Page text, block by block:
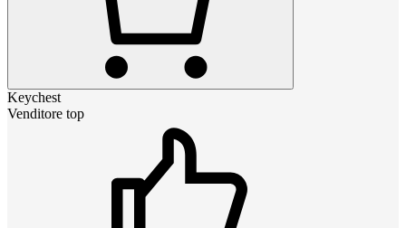
Keychest
Venditore top